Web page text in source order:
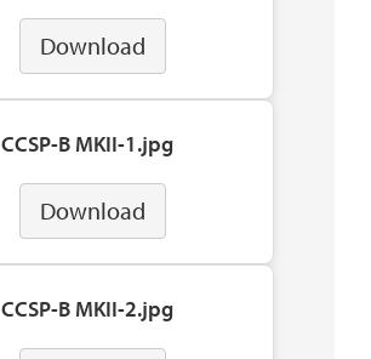
Download
CCSP-B MKII-1.jpg
Download
CCSP-B MKII-2.jpg